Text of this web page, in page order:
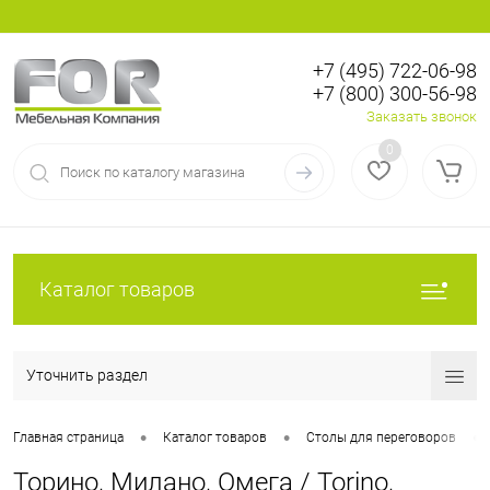
Регистрация
+7 (495) 722-06-98
+7 (800) 300-56-98
Заказать звонок
0
Каталог товаров
Уточнить раздел
Главная страница • Каталог товаров • Столы для переговоров
Торино, Милано, Омега / Torino,